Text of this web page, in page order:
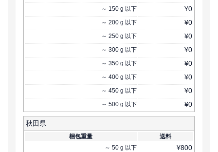
～ 150 g 以下 ¥0
～ 200 g 以下 ¥0
～ 250 g 以下 ¥0
～ 300 g 以下 ¥0
～ 350 g 以下 ¥0
～ 400 g 以下 ¥0
～ 450 g 以下 ¥0
～ 500 g 以下 ¥0
秋田県
梱包重量
送料
～ 50 g 以下 ¥800